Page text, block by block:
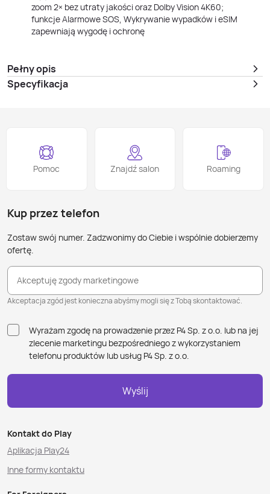
zoom 2× bez utraty jakości oraz Dolby Vision 4K60;
funkcje Alarmowe SOS, Wykrywanie wypadków i eSIM
zapewniają wygodę i ochronę
Pełny opis
Specyfikacja
Pomoc Znajdź salon Roaming
Kup przez telefon
Zostaw swój numer. Zadzwonimy do Ciebie i wspólnie dobierzemy
ofertę.
Akceptuję zgody marketingowe
Akceptacja zgód jest konieczna abyśmy mogli się z Tobą skontaktować.
Wyrażam zgodę na prowadzenie przez P4 Sp. z o.o. lub na jej
zlecenie marketingu bezpośredniego z wykorzystaniem
telefonu produktów lub usług P4 Sp. z o.o.
Wyślij
Kontakt do Play
Aplikacja Play24
Inne formy kontaktu